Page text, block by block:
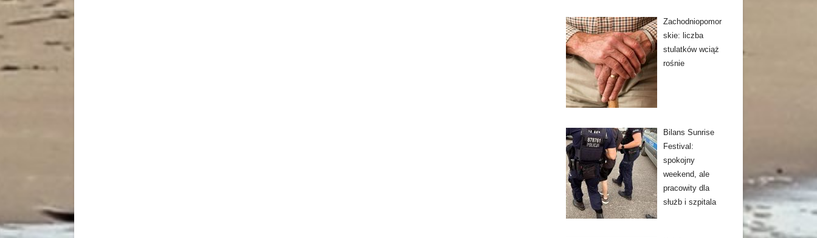
Zachodniopomor
skie: liczba
stulatków wciąż
rośnie
Bilans Sunrise
Festival:
spokojny
weekend, ale
pracowity dla
służb i szpitala